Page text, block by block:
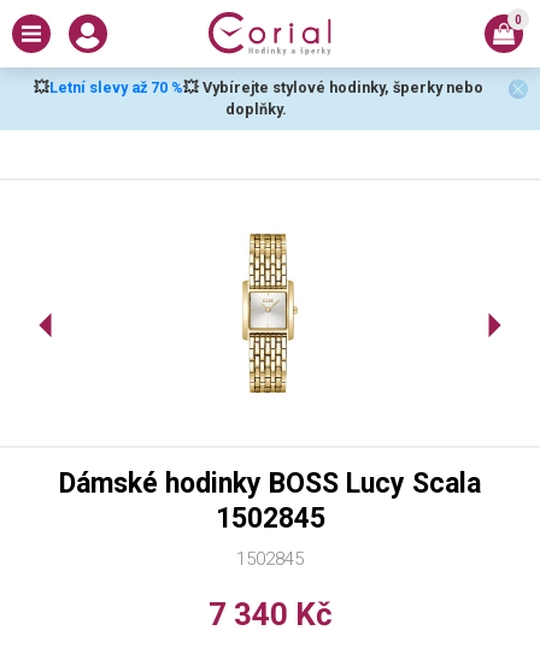
💥Letní slevy až 70 %💥 Vybírejte stylové hodinky, šperky nebo
doplňky.
0
1502845
Dámské hodinky BOSS Lucy Scala
1502845
7 340 Kč